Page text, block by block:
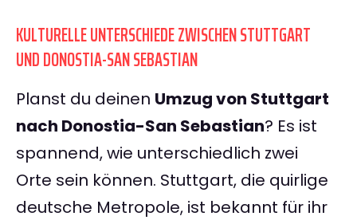
KULTURELLE UNTERSCHIEDE ZWISCHEN STUTTGART
UND DONOSTIA-SAN SEBASTIAN
Planst du deinen Umzug von Stuttgart
nach Donostia-San Sebastian? Es ist
spannend, wie unterschiedlich zwei
Orte sein können. Stuttgart, die quirlige
deutsche Metropole, ist bekannt für ihr